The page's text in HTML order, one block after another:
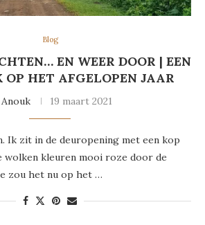
Blog
EN WEER DOOR | EEN
HET AFGELOPEN JAAR
Anouk 19 maart 2021
Ik zit in de deuropening met een kop
wolken kleuren mooi roze door de
zou het nu op het …